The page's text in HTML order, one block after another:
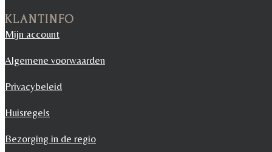
KLANTINFO
Mijn account
Algemene voorwaarden
Privacybeleid
Huisregels
Bezorging in de regio